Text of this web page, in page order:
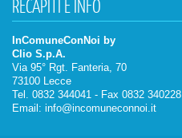
RECAPITI E INFO
InComuneConNoi by
Clio S.p.A.
Via 95° Rgt. Fanteria, 70
73100 Lecce
Tel. 0832 344041 - Fax 0832 340228
Email: info@incomuneconnoi.it